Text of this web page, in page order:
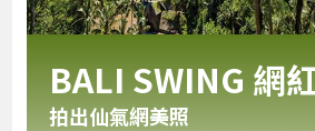
BALI SWING 網
拍出仙氣網美照